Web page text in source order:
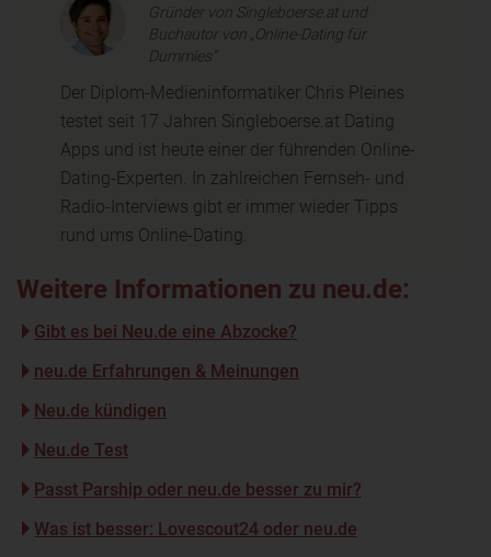
Gründer von Singleboerse.at und
Buchautor von „Online-Dating für
Dummies“
Der Diplom-Medieninformatiker Chris Pleines
testet seit 17 Jahren Singleboerse.at Dating
Apps und ist heute einer der führenden Online-
Dating-Experten. In zahlreichen Fernseh- und
Radio-Interviews gibt er immer wieder Tipps
rund ums Online-Dating.
Weitere Informationen zu neu.de:
Gibt es bei Neu.de eine Abzocke?
neu.de Erfahrungen & Meinungen
Neu.de kündigen
Neu.de Test
Passt Parship oder neu.de besser zu mir?
Was ist besser: Lovescout24 oder neu.de